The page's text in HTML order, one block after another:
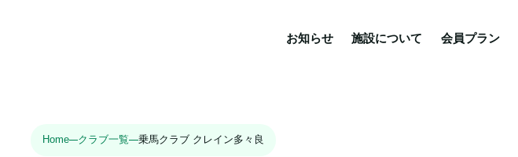
お知らせ 施設について 会員プラン
Home クラブ一覧 乗馬クラブ クレイン多々良